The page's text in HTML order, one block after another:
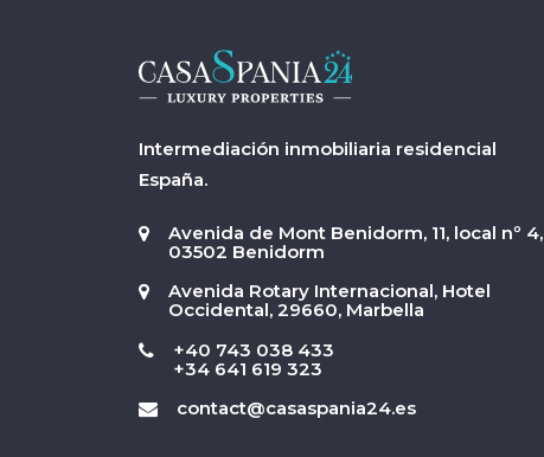
Intermediación inmobiliaria residencial
España.
Avenida de Mont Benidorm, 11, local nº 4,
03502 Benidorm
Avenida Rotary Internacional, Hotel
Occidental, 29660, Marbella
+40 743 038 433
+34 641 619 323
contact@casaspania24.es